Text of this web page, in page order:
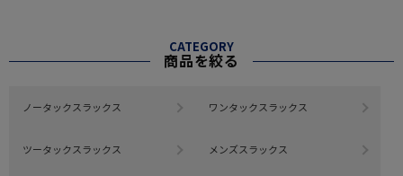
CATEGORY
商品を絞る
ノータックスラックス ワンタックスラックス
ツータックスラックス メンズスラックス